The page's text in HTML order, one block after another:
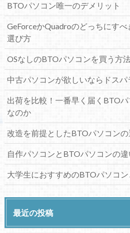
BTOパソコン唯一のデメリット
GeForceかQuadroのどっちにす
選び方
OSなしのBTOパソコンを買う方
中古パソコンが欲しいならドスパ
出荷を比較！一番早く届くBTO
なのか
改造を前提としたBTOパソコン
自作パソコンとBTOパソコンの
大学生におすすめのBTOパソコ
最近の投稿